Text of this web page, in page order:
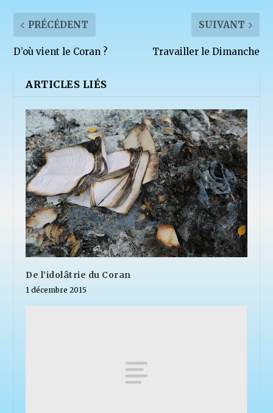
PRÉCÉDENT
D’où vient le Coran ?
SUIVANT
Travailler le Dimanche
ARTICLES LIÉS
De l’idolâtrie du Coran
1 décembre 2015